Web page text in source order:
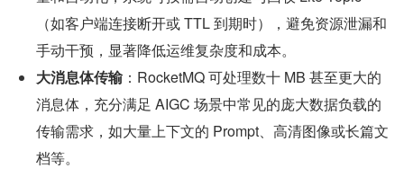
（如客户端连接断开或 TTL 到期时），避免资源泄漏和
手动干预，显著降低运维复杂度和成本。
大消息体传输：RocketMQ 可处理数十 MB 甚至更大的
消息体，充分满足 AIGC 场景中常见的庞大数据负载的
传输需求，如大量上下文的 Prompt、高清图像或长篇文
档等。